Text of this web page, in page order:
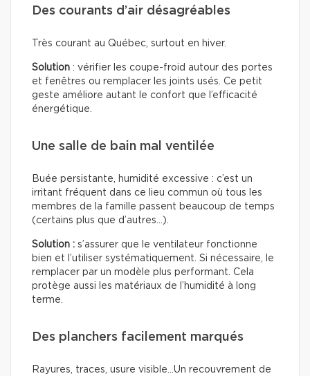
Des courants d’air désagréables
Très courant au Québec, surtout en hiver.
Solution : vérifier les coupe-froid autour des portes
et fenêtres ou remplacer les joints usés. Ce petit
geste améliore autant le confort que l’efficacité
énergétique.
Une salle de bain mal ventilée
Buée persistante, humidité excessive : c’est un
irritant fréquent dans ce lieu commun où tous les
membres de la famille passent beaucoup de temps
(certains plus que d’autres…).
Solution : s’assurer que le ventilateur fonctionne
bien et l’utiliser systématiquement. Si nécessaire, le
remplacer par un modèle plus performant. Cela
protège aussi les matériaux de l’humidité à long
terme.
Des planchers facilement marqués
Rayures, traces, usure visible…Un recouvrement de